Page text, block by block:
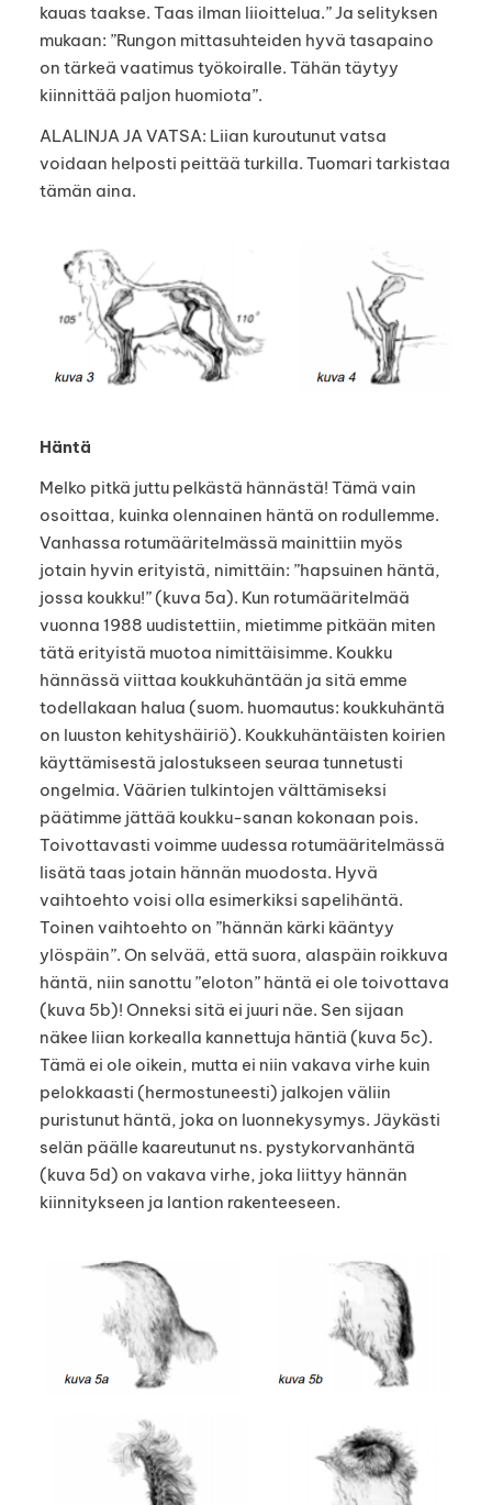
kauas taakse. Taas ilman liioittelua.” Ja selityksen
mukaan: ”Rungon mittasuhteiden hyvä tasapaino
on tärkeä vaatimus työkoiralle. Tähän täytyy
kiinnittää paljon huomiota”.
ALALINJA JA VATSA: Liian kuroutunut vatsa
voidaan helposti peittää turkilla. Tuomari tarkistaa
tämän aina.
Häntä
Melko pitkä juttu pelkästä hännästä! Tämä vain
osoittaa, kuinka olennainen häntä on rodullemme.
Vanhassa rotumääritelmässä mainittiin myös
jotain hyvin erityistä, nimittäin: ”hapsuinen häntä,
jossa koukku!” (kuva 5a). Kun rotumääritelmää
vuonna 1988 uudistettiin, mietimme pitkään miten
tätä erityistä muotoa nimittäisimme. Koukku
hännässä viittaa koukkuhäntään ja sitä emme
todellakaan halua (suom. huomautus: koukkuhäntä
on luuston kehityshäiriö). Koukkuhäntäisten koirien
käyttämisestä jalostukseen seuraa tunnetusti
ongelmia. Väärien tulkintojen välttämiseksi
päätimme jättää koukku-sanan kokonaan pois.
Toivottavasti voimme uudessa rotumääritelmässä
lisätä taas jotain hännän muodosta. Hyvä
vaihtoehto voisi olla esimerkiksi sapelihäntä.
Toinen vaihtoehto on ”hännän kärki kääntyy
ylöspäin”. On selvää, että suora, alaspäin roikkuva
häntä, niin sanottu ”eloton” häntä ei ole toivottava
(kuva 5b)! Onneksi sitä ei juuri näe. Sen sijaan
näkee liian korkealla kannettuja häntiä (kuva 5c).
Tämä ei ole oikein, mutta ei niin vakava virhe kuin
pelokkaasti (hermostuneesti) jalkojen väliin
puristunut häntä, joka on luonnekysymys. Jäykästi
selän päälle kaareutunut ns. pystykorvanhäntä
(kuva 5d) on vakava virhe, joka liittyy hännän
kiinnitykseen ja lantion rakenteeseen.